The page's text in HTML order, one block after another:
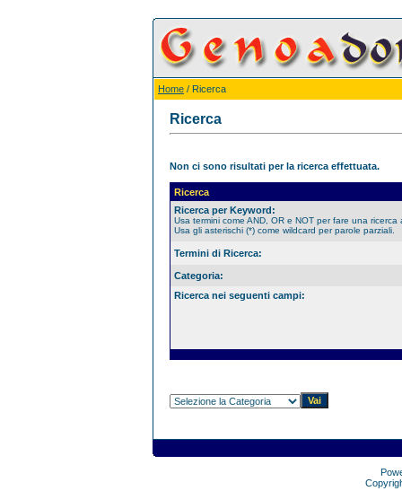
Home / Ricerca
Ricerca
Non ci sono risultati per la ricerca effettuata.
Ricerca
Ricerca per Keyword:
Usa termini come AND, OR e NOT per fare una ricerca
Usa gli asterischi (*) come wildcard per parole parziali.
Termini di Ricerca:
Categoria:
Ricerca nei seguenti campi: